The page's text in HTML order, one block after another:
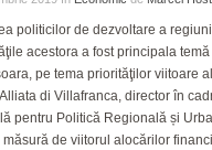
Timișoara are de luni șase noi
FOTO - 3 August 2026
View all
mari
şi
Sorin
“Nu veți
2028, nici
ZIARISTU’ DE
TERASĂ
CU OIŞTEA-N
KIERKEGAARD
FINANŢĂRI DE
politicilor de dezvoltare a
acestora a fost principala
pe tema priorităţilor viitoare
di Villafranca, director în
pentru Politică Regională și
măsură de viitorul alocărilor